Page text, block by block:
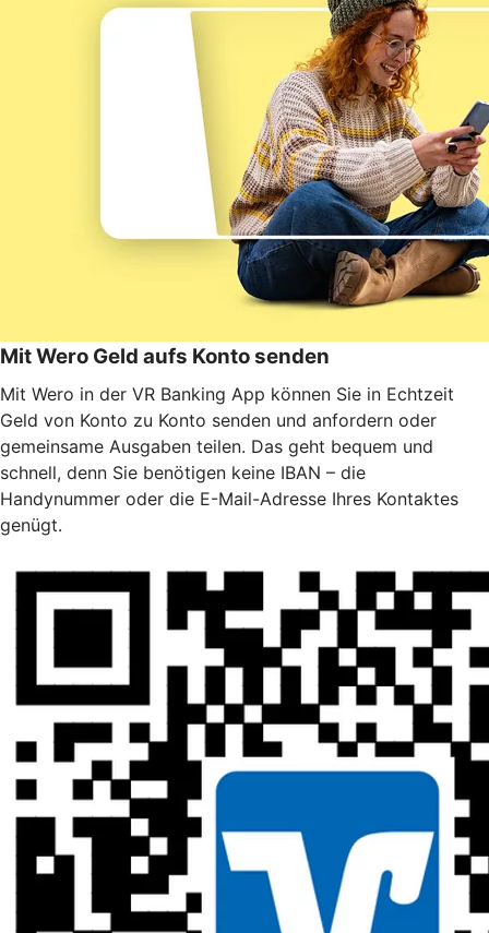
Mit Wero Geld aufs Konto senden
Mit Wero in der VR Banking App können Sie in Echtzeit
Geld von Konto zu Konto senden und anfordern oder
gemeinsame Ausgaben teilen. Das geht bequem und
schnell, denn Sie benötigen keine IBAN – die
Handynummer oder die E-Mail-Adresse Ihres Kontaktes
genügt.